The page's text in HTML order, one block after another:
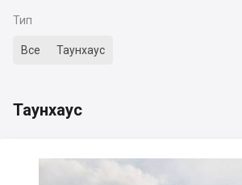
Тип
Все Таунхаус
Таунхаус